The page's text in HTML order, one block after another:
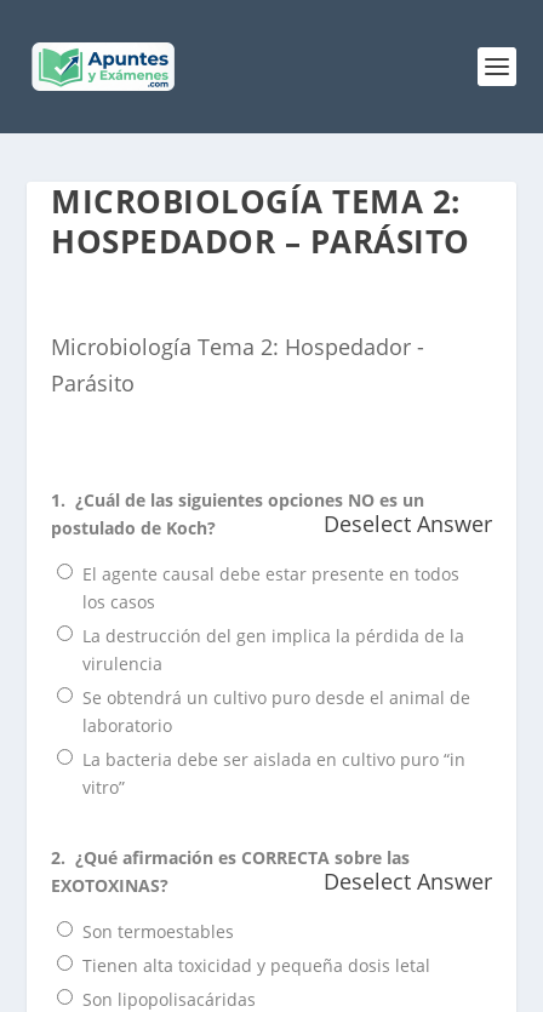
MICROBIOLOGÍA TEMA 2:
HOSPEDADOR – PARÁSITO
Microbiología Tema 2: Hospedador -
Parásito
1. ¿Cuál de las siguientes opciones NO es un
postulado de Koch?
Deselect Answer
El agente causal debe estar presente en todos
los casos
La destrucción del gen implica la pérdida de la
virulencia
Se obtendrá un cultivo puro desde el animal de
laboratorio
La bacteria debe ser aislada en cultivo puro “in
vitro”
2. ¿Qué afirmación es CORRECTA sobre las
EXOTOXINAS?
Deselect Answer
Son termoestables
Tienen alta toxicidad y pequeña dosis letal
Son lipopolisacáridas